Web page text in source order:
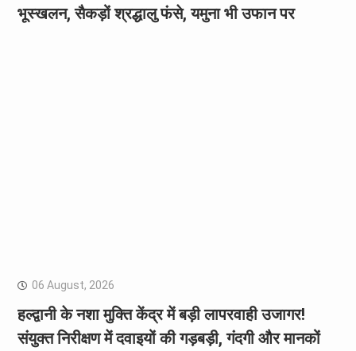
भूस्खलन, सैकड़ों श्रद्धालु फंसे, यमुना भी उफान पर
06 August, 2026
हल्द्वानी के नशा मुक्ति केंद्र में बड़ी लापरवाही उजागर!
संयुक्त निरीक्षण में दवाइयों की गड़बड़ी, गंदगी और मानकों